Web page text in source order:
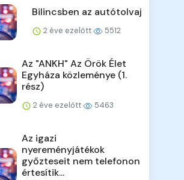
Bilincsben az autótolvaj
2 éve ezelőtt 5512
Az "ANKH" Az Örök Élet
Egyháza közleménye (1.
rész)
2 éve ezelőtt 5463
Az igazi
nyereményjátékok
győzteseit nem telefonon
értesítik...